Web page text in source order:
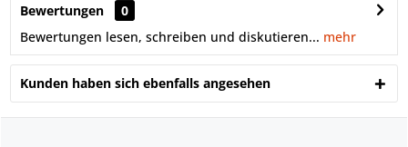
Bewertungen
0
Bewertungen lesen, schreiben und diskutieren... mehr
Kunden haben sich ebenfalls angesehen